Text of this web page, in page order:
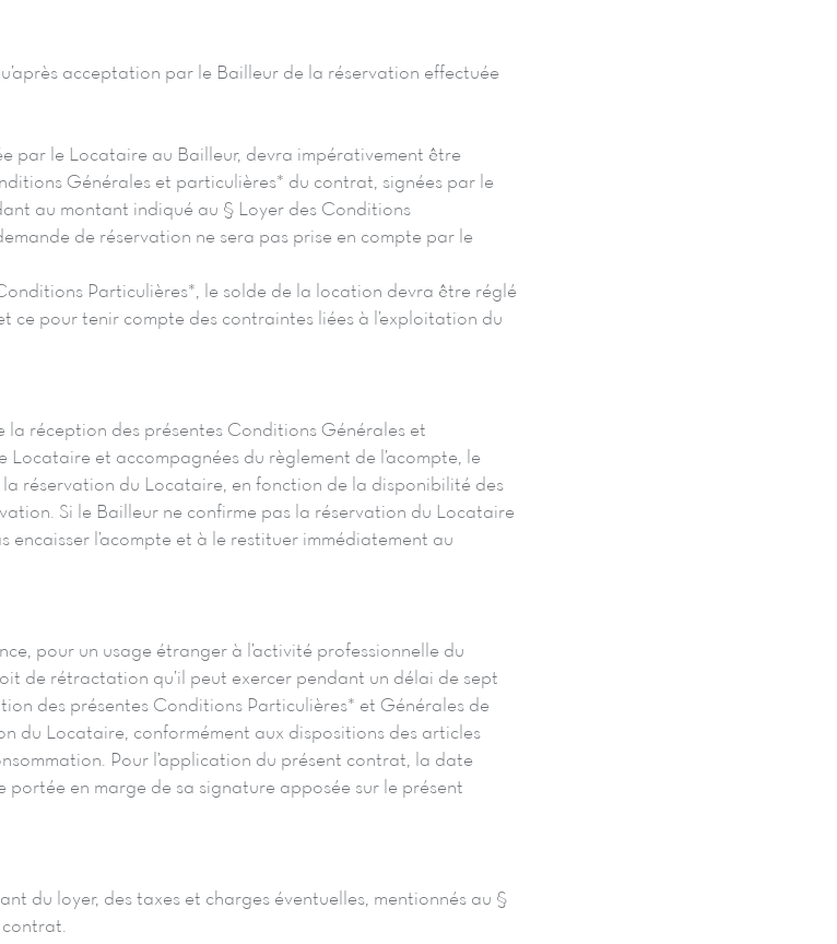
acceptation par le Bailleur de la réservation effectuée
par le Locataire au Bailleur, devra impérativement être
Générales et particulières* du contrat, signées par le
au montant indiqué au § Loyer des Conditions
de réservation ne sera pas prise en compte par le
Particulières*, le solde de la location devra être réglé
ce pour tenir compte des contraintes liées à l’exploitation du
la réception des présentes Conditions Générales et
Locataire et accompagnées du règlement de l’acompte, le
réservation du Locataire, en fonction de la disponibilité des
Si le Bailleur ne confirme pas la réservation du Locataire
encaisser l’acompte et à le restituer immédiatement au
pour un usage étranger à l’activité professionnelle du
de rétractation qu’il peut exercer pendant un délai de sept
des présentes Conditions Particulières* et Générales de
du Locataire, conformément aux dispositions des articles
Pour l’application du présent contrat, la date
portée en marge de sa signature apposée sur le présent
du loyer, des taxes et charges éventuelles, mentionnés au §
contrat.